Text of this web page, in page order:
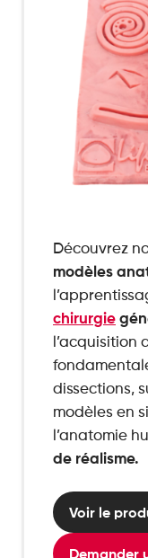
Découvrez
modèles
chirurgie
l’acquisition
dissections,
modèles en
l’anatomie
de réalisme.
Voir le
Demander